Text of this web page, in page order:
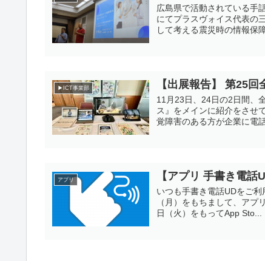
広島県で活動されている手
にてプラスヴォイス代表の
して考える震災時の情報保
▶ICT事業部 【出展報告】 第25
11月23日、24日の2日間、
ス』をメインに紹介をさせ
覚障害のある方が企業に電
アプリ 【アプリ 手書き電話
いつも手書き電話UDをご
（月）をもちまして、ア
日（火）をもってApp Sto...